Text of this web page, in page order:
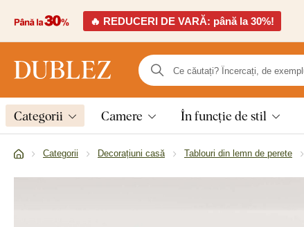
🔥 REDUCERI DE VARĂ: până la 30%!
Categorii Camere În funcție de stil
Categorii Decorațiuni casă Tablouri din lemn de perete